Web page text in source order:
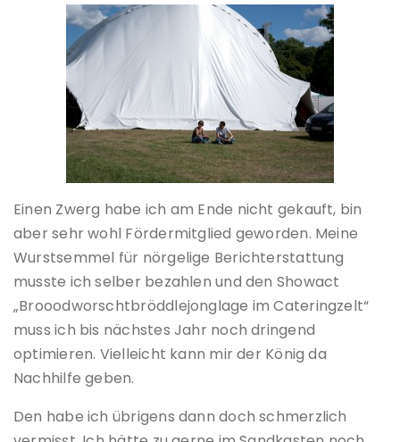
Einen Zwerg habe ich am Ende nicht gekauft, bin
aber sehr wohl Fördermitglied geworden. Meine
Wurstsemmel für nörgelige Berichterstattung
musste ich selber bezahlen und den Showact
„Brooodworschtbröddlejonglage im Cateringzelt“
muss ich bis nächstes Jahr noch dringend
optimieren. Vielleicht kann mir der König da
Nachhilfe geben.
Den habe ich übrigens dann doch schmerzlich